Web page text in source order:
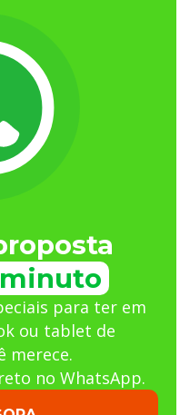
minuto
para ter em
ou tablet de
merece.
no WhatsApp.